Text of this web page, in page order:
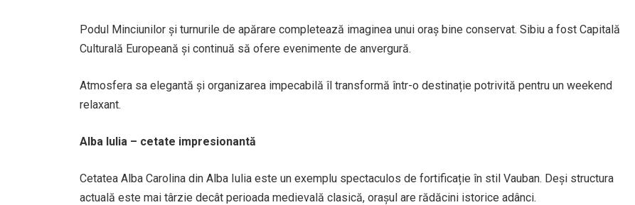
Podul Minciunilor și turnurile de apărare completează imaginea unui oraș bine conservat. Sibiu a fost Capitală
Culturală Europeană și continuă să ofere evenimente de anvergură.
Atmosfera sa elegantă și organizarea impecabilă îl transformă într-o destinație potrivită pentru un weekend
relaxant.
Alba Iulia – cetate impresionantă
Cetatea Alba Carolina din Alba Iulia este un exemplu spectaculos de fortificație în stil Vauban. Deși structura
actuală este mai târzie decât perioada medievală clasică, orașul are rădăcini istorice adânci.